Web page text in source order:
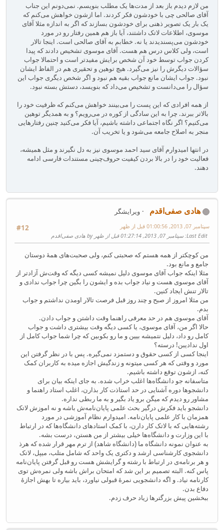
من لازم دیدم باز بعد از مدت‌ها یک مطلب بنویسم. نمی‌دونم این جناب
آقای صالحی چی با خودشون فکر کردند. اما ازشون خواهش می‌کنم که
یک بار یک تصویر ذهنی برای خودشون بسازند که اگر به اندازه مثلا آقای
موسوی، اطلاعات لاتک داشتند، آیا باز هم همین رفتار رو در مورد
خودشون می‌پسندیدند یا نه. خطابم به آقای صالحی است. اینجا تالار
است، ولی کلاس درس هم هست. آقای موسوی تشخیص دادند که پیدا
کردن جواب توسط خود آن شخص برایش مفیدتر است و احتمالا جواب
سؤالات دیگرش را نیز می‌گیرد. هیچ توهین و تحقیری هم در الفاظ ایشان
نبود. جواب ایشان مانع جواب بقیه هم نبود و اگر شخص دیگری جواب این
سؤال را می‌دانست و تشخیص می‌داد که بنویسد، دستش بسته نبود.
از همه افرادی که این پست را می‌بینند خواهش می‌کنم که ظرفیت خود را
بالاتر ببرند. چرا به این سادگی از کوره در می‌رویم؟ و به همدیگر توهین
می‌کنیم؟ اگر نگاه اجتماعی داشته باشیم، آیا فکر می‌کنید چنین رفتارهایی
منجر به اصلاح جامعه می‌شود و یا تخریب آن.
در انتها امیدوارم آقای سید احمد موسوی نیز به دل نگیرند و مثل همیشه،
فعالیت خود را در بالا بردن کیفیت حروف‌چینی مستندات فارسی ادامه
دهند.
هادی صفی‌اقدم
ویرایشگر
#12
سپتامبر 07, 2013, 01:00:56 قبل از ظهر
Last Edit: سپتامبر 07, 2013, 01:27:14 قبل از ظهر by هادی صفی‌اقدم
من کوچکتر از همه هستم که صحبتی کنم، ولی صحبت‌های همهٔ دوستان
جامع و مانع بود.
مثلا اینکه جواب آقای موسوی دلیل نمیشه کسی دیگه که وقت‌ش آزادتر از
آقای موسوی هست و نیاد جواب بده و ایشون را بگین چرا جواب ندادی و
تالار تنش ایجاد کنین.
من مثلا امروز از صبح و چند روز قبل فرصت تالار اومدن نداشتم و جواب
بدم.
آقای موسوی هم در حد معرفی راهنما وقت داشتن و جواب دادن.
حالا اگر من، آقای موسوی، یا کسی دیگه وقت بیشتری داشت و جواب
کامل رو داد، دلیل نتمیشه بیین و ما رو بکوبین که چرا شما جواب کامل از
اول ندادیبن! درسته؟
اینجا کسی از کسی حقوق و دستمزد نمی‌گیره. پس با در نظر گرفتن این
مورد و وقتی که هر کسی میتونه و زندگیش اجازه میده به کاربران کمک
کنه، ازشون توقع داشته باشیم.
متاسفانه جو دانشگاه‌ها اغلب خراب شده. به جای اینکه بیان برای
دانشجوها دوره آشنایی در حد استاذت کار بذارن، اغلب استاد راهنما و
مشاور رو دیدم که میگن برو یاد بگیر و به ما ربطی نداره.
دانشجو باید فکرش درگیر بحث علمی پایان‌نامه‌ش باشه و نه اموزش لاتک
همزمان با کار علمی پایان‌نامه. امیدوارم نظام آموزشی در مورد
رشته‌هایی که با لاتک کار دارن، با کمک استادهای دانشگاه‌ها که در ارتباط
با این وزارت و دانشگاه‌ها خیلی بیشتر از من هستن، درست بشه.
به عنوان نمونه دانشگاه ما (دانشگاه شاهد) از ترم مهر قرار شده که هرذ
دانشجوی کارشناسی ارشد و دکتری یک واحد که شامل متلب، میپل، لاتک
و هر برنامه‌ی در ارتباط با رشته و گرایشش هست رو قبل گرفتن پایان‌نامه
پاس کنه. البته تصمیم بر این شد که امتحان براش باشه ولی نمره‌ش توی
کارنامه نیاد. و اگه دانشجویی نمره‌ٔ قبولی نیاورد، باید بیاره تا بهش اجازهٔ
دفاع بدن.
ببخشین پیش بزرگترها زیاد حرف زدم.